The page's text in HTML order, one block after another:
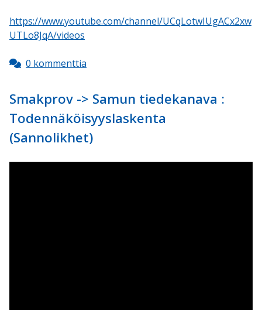
https://www.youtube.com/channel/UCqLotwIUgACx2xw
UTLo8JqA/videos
0 kommenttia
Smakprov -> Samun tiedekanava :
Todennäköisyyslaskenta
(Sannolikhet)